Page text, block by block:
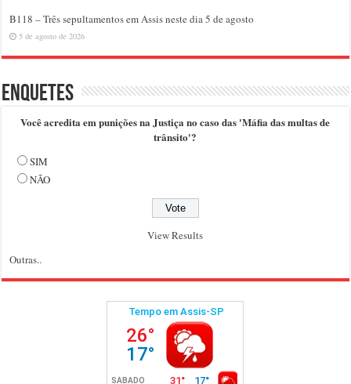
B118 – Três sepultamentos em Assis neste dia 5 de agosto
5 de agosto de 2026
Enquetes
Você acredita em punições na Justiça no caso das 'Máfia das multas de
trânsito'?
SIM
NÃO
View Results
Outras..